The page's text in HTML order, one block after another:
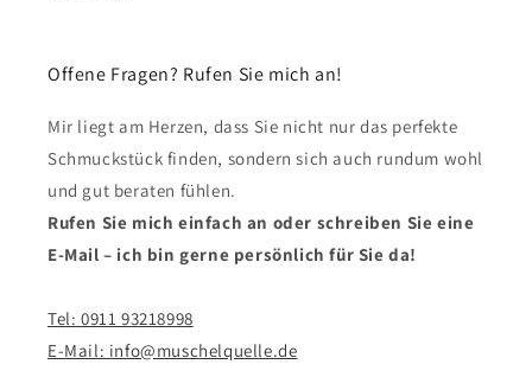
Offene Fragen? Rufen Sie mich an!
Mir liegt am Herzen, dass Sie nicht nur das perfekte
Schmuckstück finden, sondern sich auch rundum wohl
und gut beraten fühlen.
Rufen Sie mich einfach an oder schreiben Sie eine
E-Mail – ich bin gerne persönlich für Sie da!
Tel: 0911 93218998
E-Mail: info@muschelquelle.de